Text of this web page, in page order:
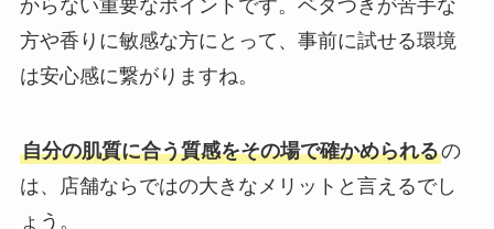
からない重要なポイントです。ベタつきが苦手な
方や香りに敏感な方にとって、事前に試せる環境
は安心感に繋がりますね。
自分の肌質に合う質感をその場で確かめられるの
は、店舗ならではの大きなメリットと言えるでし
ょう。